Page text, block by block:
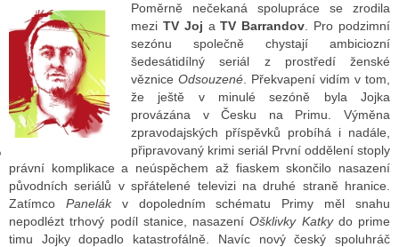
DISKUTÉRA NA RADIOTV
STARŠÍCH DISKUZÍ
Poměrně nečekaná spolupráce se zrodila
mezi TV Joj aTV Barrandov . Pro podzimní
sezónu společně chystají ambiciozní
šedesátidílný seriál z prostředí ženské
věznice Odsouzené . Překvapení vidím v tom,
že ještě v minulé sezóně byla Jojka
provázána v Česku na Primu. Výměna
zpravodajských příspěvků probíhá i nadále,
připravovaný krimi seriál První oddělení stoply
právní komplikace a neúspěchem až fiaskem skončilo nasazení
původních seriálů v spřátelené televizi na druhé straně hranice.
Zatímco Panelákv dopoledním schématu Primy měl snahu
nepodlézt trhový podíl stanice, nasazeníOšklivky Katkydo prime
timu Jojky dopadlo katastrofálně. Navíc nový český spoluhráč